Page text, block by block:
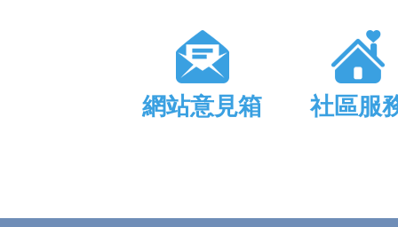
網站意見箱 社區服